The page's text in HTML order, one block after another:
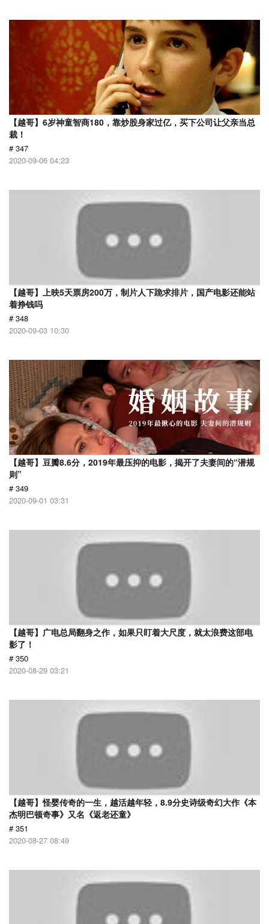
【越哥】6岁神童智商180，靠炒股身家过亿，买下公司让父亲当总
裁！
# 347
2020-09-06 04:23
【越哥】上映5天票房200万，制片人下跪求排片，国产电影还能站
着挣钱吗
# 348
2020-09-03 10:30
【越哥】豆瓣8.6分，2019年最压抑的电影，揭开了夫妻间的“潜规
则”
# 349
2020-09-01 03:31
【越哥】广电总局翻身之作，如果只盯着大尺度，就太浪费这部电
影了！
# 350
2020-08-29 03:21
【越哥】怪婴传奇的一生，越活越年轻，8.9分史诗级奇幻大作《本
杰明巴顿奇事》又名《返老还童》
# 351
2020-08-27 08:49